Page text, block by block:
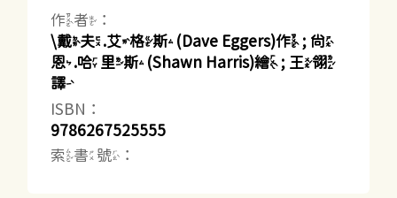
作者：
\戴夫.艾格斯(Dave Eggers)作 ; 尚
恩.哈里斯(Shawn Harris)繪 ; 王翎
譯
ISBN：
9786267525555
索書號：